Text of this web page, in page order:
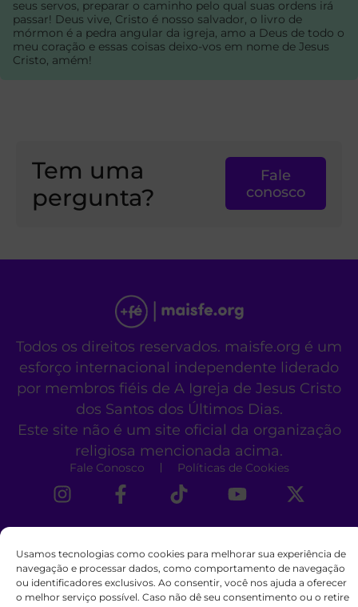
Usamos tecnologias como cookies para melhorar sua experiência de
navegação e processar dados, como comportamento de navegação
ou identificadores exclusivos. Ao consentir, você nos ajuda a oferecer
o melhor serviço possível. Caso não dê seu consentimento ou o retire
seus servos, preparar o caminho pelo qual suas ordens irá
passar! Deus vive, Cristo é nosso salvador, o livro de
mórmon é a pedra angular da igreja, amo a Deus de todo o
meu coração e essas coisas deixo-vos em nome de Jesus
Cristo, amém!
Tem uma
pergunta?
Fale
conosco
Todos os direitos reservados. maisfe.org é um
esforço internacional independente liderado
por membros fiéis de A Igreja de Jesus Cristo
dos Santos dos Últimos Dias.
Este site não é um site oficial da organização
religiosa mencionada acima.
Fale Conosco Políticas de Cookies